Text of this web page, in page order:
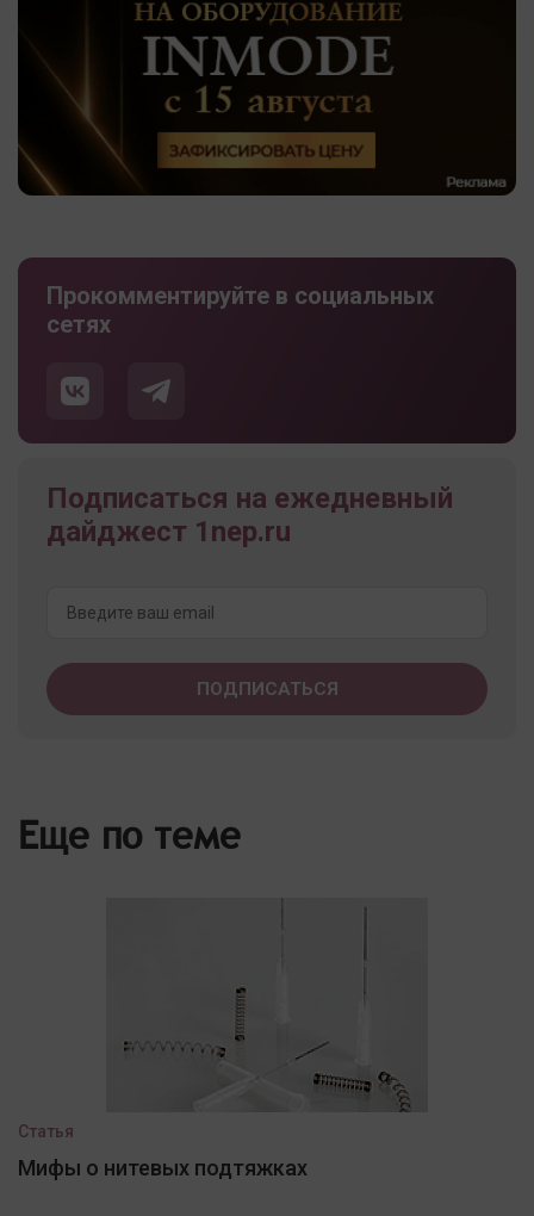
Прокомментируйте в социальных
сетях
Подписаться на ежедневный
дайджест 1nep.ru
Еще по теме
Статья
Мифы о нитевых подтяжках